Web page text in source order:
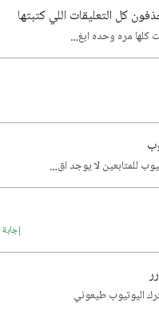
كل التعليقات اللي كتبتها
اليوتيوب طيعوني